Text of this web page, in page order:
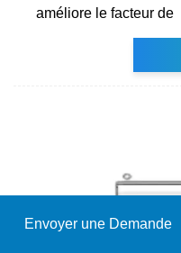
améliore le facteur de
Envoyer une Demande